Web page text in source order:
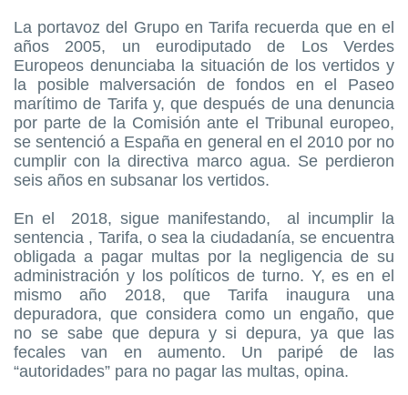
La portavoz del Grupo en Tarifa recuerda que en el
años 2005, un eurodiputado de Los Verdes
Europeos denunciaba la situación de los vertidos y
la posible malversación de fondos en el Paseo
marítimo de Tarifa y, que después de una denuncia
por parte de la Comisión ante el Tribunal europeo,
se sentenció a España en general en el 2010 por no
cumplir con la directiva marco agua. Se perdieron
seis años en subsanar los vertidos.
En el 2018, sigue manifestando, al incumplir la
sentencia , Tarifa, o sea la ciudadanía, se encuentra
obligada a pagar multas por la negligencia de su
administración y los políticos de turno. Y, es en el
mismo año 2018, que Tarifa inaugura una
depuradora, que considera como un engaño, que
no se sabe que depura y si depura, ya que las
fecales van en aumento. Un paripé de las
“autoridades” para no pagar las multas, opina.